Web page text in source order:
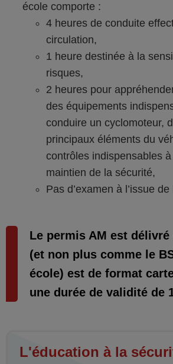
école comporte :
4 heures de conduite
circulation,
1 heure destinée à la
risques,
2 heures pour
des équipements
conduire un cyclomoteur,
principaux éléments du
contrôles indispensables à
maintien de la sécurité,
Pas d’examen à l’issue
Le permis AM est
(et non plus comme le
école) est de format
une durée de validité de
L'éducation à la